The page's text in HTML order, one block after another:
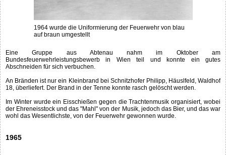
1964 wurde die Uniformierung der Feuerwehr von blau
auf braun umgestellt
Eine Gruppe aus Abtenau nahm im Oktober am
Bundesfeuerwehrleistungsbewerb in Wien teil und konnte ein gutes
Abschneiden für sich verbuchen.
An Bränden ist nur ein Kleinbrand bei Schnitzhofer Philipp, Häuslfeld, Waldhof
18, überliefert. Der Brand in der Tenne konnte rasch gelöscht werden.
Im Winter wurde ein Eisschießen gegen die Trachtenmusik organisiert, wobei
der Ehreneisstock und das "Mahl" von der Musik, jedoch das Bier, und das war
wohl das Wesentlichste, von der Feuerwehr gewonnen wurde.
1965